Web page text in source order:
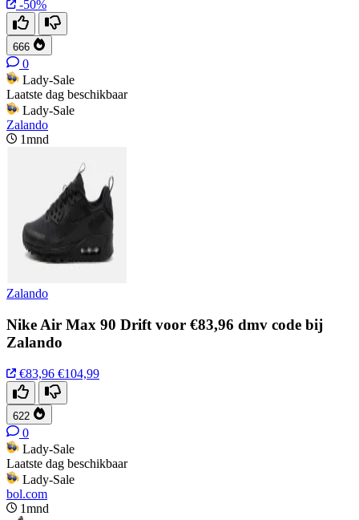
-50%
666
0
Lady-Sale
Laatste dag beschikbaar
Lady-Sale
Zalando
1mnd
Zalando
Nike Air Max 90 Drift voor €83,96 dmv code bij
Zalando
€83,96 €104,99
622
0
Lady-Sale
Laatste dag beschikbaar
Lady-Sale
bol.com
1mnd